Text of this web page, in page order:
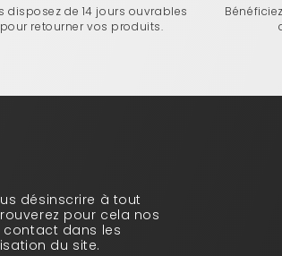
disposez de 14 jours ouvrables
pour retourner vos produits.
désinscrire à tout
pour cela nos
dans les
du site.